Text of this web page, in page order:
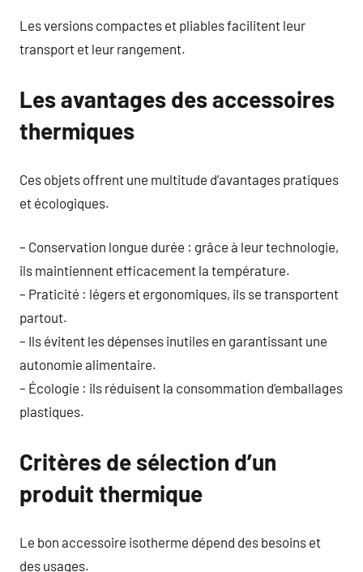
Les versions compactes et pliables facilitent leur
transport et leur rangement.
Les avantages des accessoires
thermiques
Ces objets offrent une multitude d’avantages pratiques
et écologiques.
– Conservation longue durée : grâce à leur technologie,
ils maintiennent efficacement la température.
– Praticité : légers et ergonomiques, ils se transportent
partout.
– Ils évitent les dépenses inutiles en garantissant une
autonomie alimentaire.
– Écologie : ils réduisent la consommation d’emballages
plastiques.
Critères de sélection d’un
produit thermique
Le bon accessoire isotherme dépend des besoins et
des usages.